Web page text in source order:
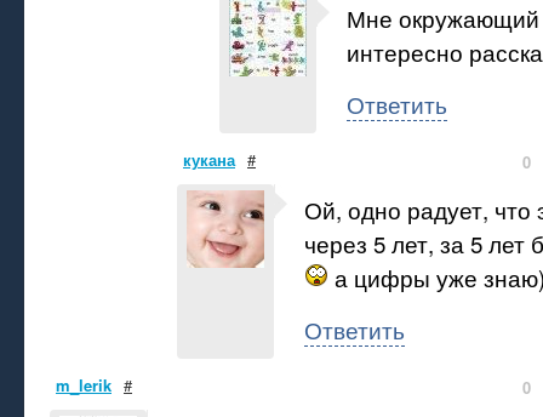
Мне окружающий
интересно
Ответить
кукана # 0
Ой, одно радует, что
через 5 лет, за 5 лет
а цифры уже
Ответить
m_lerik # 0